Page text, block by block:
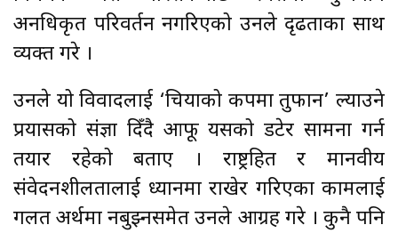
अनधिकृत परिवर्तन नगरिएको उनले दृढताका साथ
व्यक्त गरे ।
उनले यो विवादलाई ‘चियाको कपमा तुफान’ ल्याउने
प्रयासको संज्ञा दिँदै आफू यसको डटेर सामना गर्न
तयार रहेको बताए । राष्ट्रहित र मानवीय
संवेदनशीलतालाई ध्यानमा राखेर गरिएका कामलाई
गलत अर्थमा नबुझ्नसमेत उनले आग्रह गरे । कुनै पनि